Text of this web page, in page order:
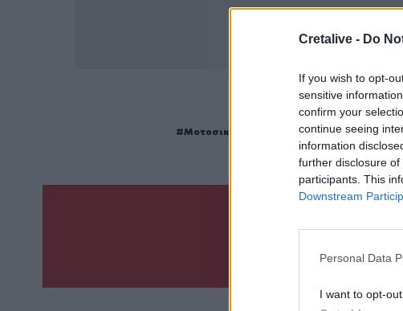
Cretalive - Do
If you wish to opt-
sensitive
confirm your
continue seeing
information
further disclosure of
participants. This
Downstream
Personal Data
I want to opt-
ΣΧΕΤΙΚΆ TAGS
Μοτοσικλέτα
Θάνατος
Γίνε ο ρεπόρτερ